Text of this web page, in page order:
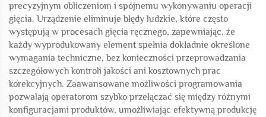
precyzyjnym obliczeniom i spójnemu wykonywaniu operacji
gięcia. Urządzenie eliminuje błędy ludzkie, które często
występują w procesach gięcia ręcznego, zapewniając, że
każdy wyprodukowany element spełnia dokładnie określone
wymagania techniczne, bez konieczności przeprowadzania
szczegółowych kontroli jakości ani kosztownych prac
korekcyjnych. Zaawansowane możliwości programowania
pozwalają operatorom szybko przełączać się między różnymi
konfiguracjami produktów, umożliwiając efektywną produkcję